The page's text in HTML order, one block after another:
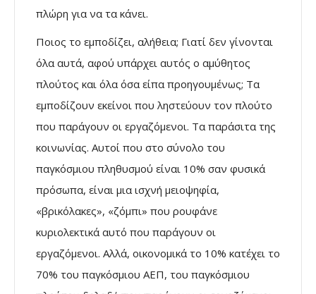
πλώρη για να τα κάνει.
Ποιος το εμποδίζει, αλήθεια; Γιατί δεν γίνονται
όλα αυτά, αφού υπάρχει αυτός ο αμύθητος
πλούτος και όλα όσα είπα προηγουμένως; Τα
εμποδίζουν εκείνοι που ληστεύουν τον πλούτο
που παράγουν οι εργαζόμενοι. Τα παράσιτα της
κοινωνίας. Αυτοί που στο σύνολο του
παγκόσμιου πληθυσμού είναι 10% σαν φυσικά
πρόσωπα, είναι μια ισχνή μειοψηφία,
«βρικόλακες», «ζόμπι» που ρουφάνε
κυριολεκτικά αυτό που παράγουν οι
εργαζόμενοι. Αλλά, οικονομικά το 10% κατέχει το
70% του παγκόσμιου ΑΕΠ, του παγκόσμιου